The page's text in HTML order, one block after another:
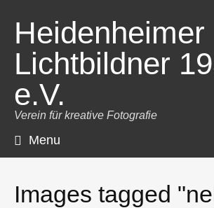
Heidenheimer
Lichtbildner
e.V.
Verein für kreative Fotografie
Menu
Images tagged